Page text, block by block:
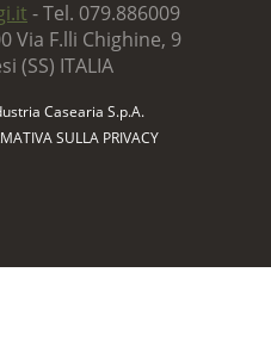
- Tel. 079.886009
Via F.lli Chighine, 9
(SS) ITALIA
Casearia S.p.A.
SULLA PRIVACY